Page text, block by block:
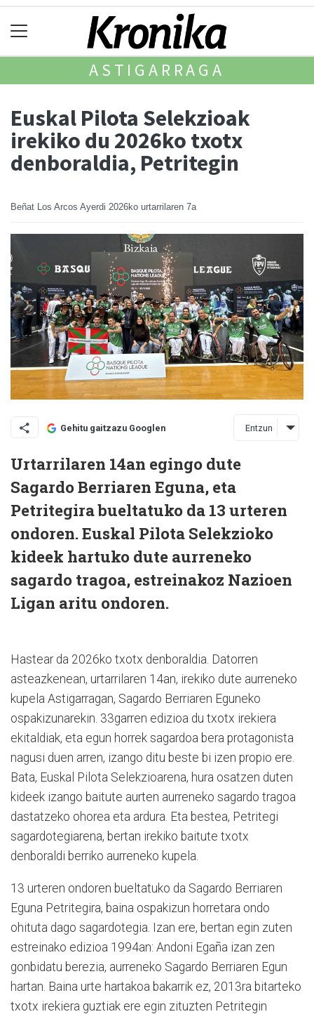
ASTIGARRAGA
Euskal Pilota Selekzioak
irekiko du 2026ko txotx
denboraldia, Petritegin
Beñat Los Arcos Ayerdi 2026ko urtarrilaren 7a
Gehitu gaitzazu Googlen Entzun
Urtarrilaren 14an egingo dute
Sagardo Berriaren Eguna, eta
Petritegira bueltatuko da 13 urteren
ondoren. Euskal Pilota Selekzioko
kideek hartuko dute aurreneko
sagardo tragoa, estreinakoz Nazioen
Ligan aritu ondoren.
Hastear da 2026ko txotx denboraldia. Datorren
asteazkenean, urtarrilaren 14an, irekiko dute aurreneko
kupela Astigarragan, Sagardo Berriaren Eguneko
ospakizunarekin. 33garren edizioa du txotx irekiera
ekitaldiak, eta egun horrek sagardoa bera protagonista
nagusi duen arren, izango ditu beste bi izen propio ere.
Bata, Euskal Pilota Selekzioarena, hura osatzen duten
kideek izango baitute aurten aurreneko sagardo tragoa
dastatzeko ohorea eta ardura. Eta bestea, Petritegi
sagardotegiarena, bertan irekiko baitute txotx
denboraldi berriko aurreneko kupela.
13 urteren ondoren bueltatuko da Sagardo Berriaren
Eguna Petritegira, baina ospakizun horretara ondo
ohituta dago sagardotegia. Izan ere, bertan egin zuten
estreinako edizioa 1994an: Andoni Egaña izan zen
gonbidatu berezia, aurreneko Sagardo Berriaren Egun
hartan. Baina urte hartakoa bakarrik ez, 2013ra bitarteko
txotx irekiera guztiak ere egin zituzten Petritegin